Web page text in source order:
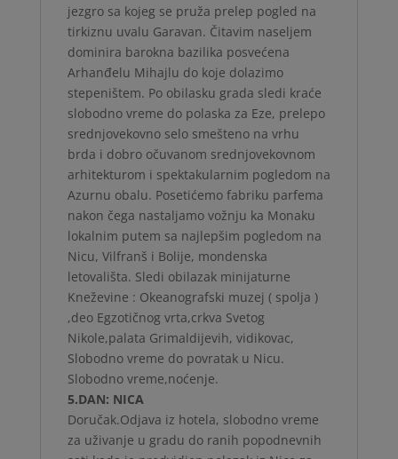
jezgro sa kojeg se pruža prelep pogled na
tirkiznu uvalu Garavan. Čitavim naseljem
dominira barokna bazilika posvećena
Arhanđelu Mihajlu do koje dolazimo
stepeništem. Po obilasku grada sledi kraće
slobodno vreme do polaska za Eze, prelepo
srednjovekovno selo smešteno na vrhu
brda i dobro očuvanom srednjovekovnom
arhitekturom i spektakularnim pogledom na
Azurnu obalu. Posetićemo fabriku parfema
nakon čega nastaljamo vožnju ka Monaku
lokalnim putem sa najlepšim pogledom na
Nicu, Vilfranš i Bolije, mondenska
letovališta. Sledi obilazak minijaturne
Kneževine : Okeanografski muzej ( spolja )
,deo Egzotičnog vrta,crkva Svetog
Nikole,palata Grimaldijevih, vidikovac,
Slobodno vreme do povratak u Nicu.
Slobodno vreme,noćenje.
5.DAN: NICA
Doručak.Odjava iz hotela, slobodno vreme
za uživanje u gradu do ranih popodnevnih